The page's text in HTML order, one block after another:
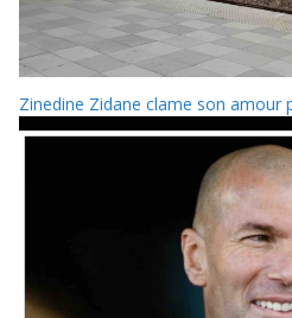
Zinedine Zidane clame son amour